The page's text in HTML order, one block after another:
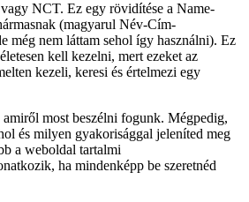
NCT. Ez egy rövidítése a Name-
(magyarul Név-Cím-
még nem láttam sehol így használni). Ez
kell kezelni, mert ezeket az
kezeli, keresi és értelmezi egy
most beszélni fogunk. Mégpedig,
és milyen gyakorisággal jeleníted meg
a weboldal tartalmi
ha mindenképp be szeretnéd